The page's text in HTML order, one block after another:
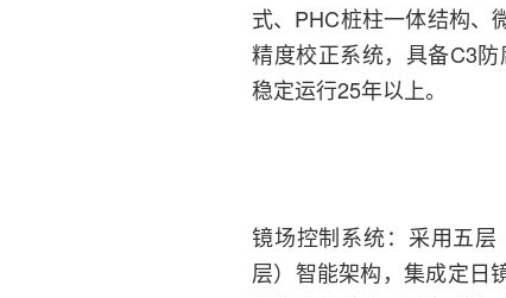
式、PHC桩柱一体结构、
精度校正系统，具备C3
稳定运行25年以上。
镜场控制系统：采用五
层）智能架构，集成定日